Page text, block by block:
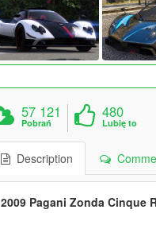
57 121
Pobrań
480
Lubię to
Description
2009 Pagani Zonda Cinque